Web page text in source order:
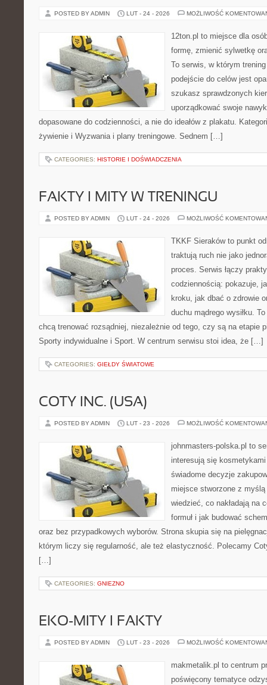
POSTED BY ADMIN LUT - 24 - 2026 MOŻLIWOŚĆ
12ton.pl to miejsce dla
formę, zmienić sylwetkę
To serwis, w którym
podejście do celów jest
szukasz sprawdzonych
uporządkować swoje
dopasowane do codzienności, a nie do ideałów z plakatu.
żywienie i Wyzwania i plany treningowe. Sednem […]
CATEGORIES: HISTORIE I DOŚWIADCZENIA
FAKTY I MITY W TRENINGU
POSTED BY ADMIN LUT - 24 - 2026 MOŻLIWOŚĆ
TKKF Sieraków to punkt
traktują ruch nie jako
proces. Serwis łączy
codziennością: pokazuje,
kroku, jak dbać o zdrowie
duchu mądrego wysiłku.
chcą trenować rozsądniej, niezależnie od tego, czy są na etapie
Sporty indywidualne i Sport. W centrum serwisu stoi idea, że […]
CATEGORIES: GIEŁDY ŚWIATOWE
COTY INC. (USA)
POSTED BY ADMIN LUT - 23 - 2026 MOŻLIWOŚĆ
johnmasters-polska.pl to
interesują się
świadome decyzje
miejsce stworzone z
wiedzieć, co nakładają na
formuł i jak budować
oraz bez przypadkowych wyborów. Strona skupia się na
którym liczy się regularność, ale też elastyczność. Polecamy
[…]
CATEGORIES: GNIEZNO
EKO-MITY I FAKTY
POSTED BY ADMIN LUT - 23 - 2026 MOŻLIWOŚĆ
makmetalik.pl to centrum
poświęcony tematyce